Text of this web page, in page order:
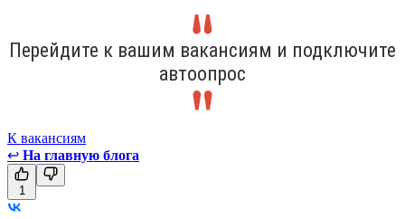
Перейдите к вашим вакансиям и подключите
автоопрос
К вакансиям
↩ На главную блога
1